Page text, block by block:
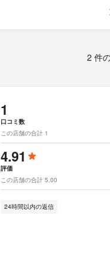
2 件
1
口コミ数
この店舗の合計 1
4.91
評価
この店舗の合計 5.00
24時間以内の返信